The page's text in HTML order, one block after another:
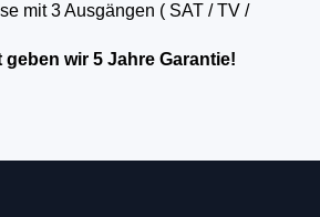
mit 3 Ausgängen ( SAT / TV /
wir 5 Jahre Garantie!